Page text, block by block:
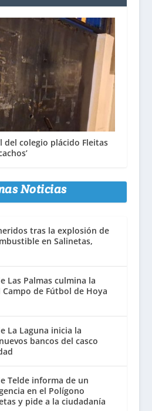
del colegio plácido Fleitas
Noticias
tras la explosión de
en Salinetas,
Las Palmas culmina la
de Fútbol de Hoya
La Laguna inicia la
bancos del casco
Telde informa de un
en el Polígono
y pide a la ciudadanía